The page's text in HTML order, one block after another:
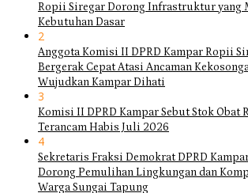
Ropii Siregar Dorong Infrastruktur yang
Kebutuhan Dasar
2
Anggota Komisi II DPRD Kampar Ropii
Bergerak Cepat Atasi Ancaman
Wujudkan Kampar Dihati
3
Komisi II DPRD Kampar Sebut Stok Obat
Terancam Habis Juli 2026
4
Sekretaris Fraksi Demokrat DPRD
Dorong Pemulihan Lingkungan dan
Warga Sungai Tapung